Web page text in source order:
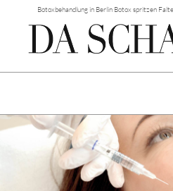
Botoxbehandlung in Berlin Botox spritzen